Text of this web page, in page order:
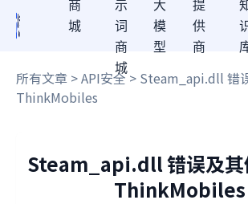
商
城
示
词
商
城
大
模
型
提
供
商
所有文章 >API安全> Steam_api.dll 错
ThinkMobiles
Steam_api.dll 错误及其
ThinkMobiles